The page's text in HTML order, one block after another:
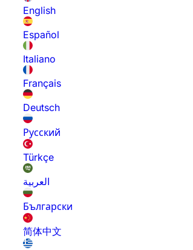
English
Español
Italiano
Français
Deutsch
Русский
Türkçe
العربية
Български
简体中文